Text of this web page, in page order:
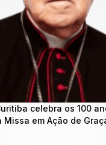
celebra os 100
Missa em Ação de